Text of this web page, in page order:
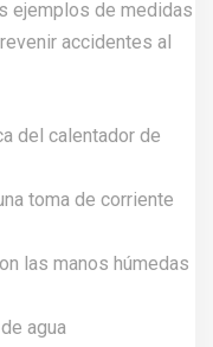
ejemplos de medidas
accidentes al
del calentador de
toma de corriente
las manos húmedas
agua